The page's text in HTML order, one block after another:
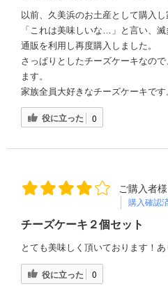
以前、久美浜のお土産として購入
「これは美味しいな…」と言い、
通販を利用し再度購入しました。
さっぱりとしたチーズケーキなの
ます。
家族全員大好きなチーズケーキです
役に立った 0
ご購入者様
購入確認
チーズケーキ２個セット
とても美味しく頂いております！
役に立った 0